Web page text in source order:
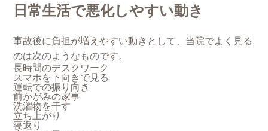
日常生活で悪化しやすい動き
事故後に負担が増えやすい動きとして、当院でよく見る
のは次のようなものです。
長時間のデスクワーク
スマホを下向きで見る
運転での振り向き
前かがみの家事
洗濯物を干す
立ち上がり
寝返り